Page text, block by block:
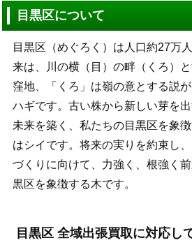
目黒区について
目黒区（めぐろく）は人口約27万
来は、川の横（目）の畔（くろ）
窪地、「くろ」は嶺の意とする説
ハギです。古い株から新しい芽を
未来を築く、私たちの目黒区を象
はシイです。将来の実りを約束し
づくりに向けて、力強く、根強く
黒区を象徴する木です。
目黒区 全域出張買取に対応し